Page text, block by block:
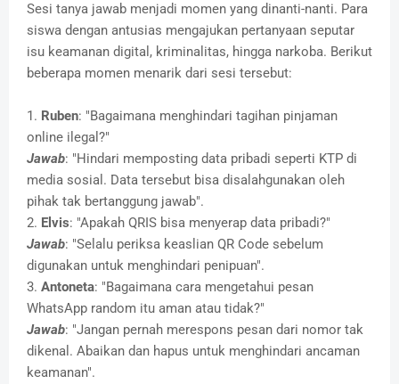
Sesi tanya jawab menjadi momen yang dinanti-nanti. Para
siswa dengan antusias mengajukan pertanyaan seputar
isu keamanan digital, kriminalitas, hingga narkoba. Berikut
beberapa momen menarik dari sesi tersebut:
1. Ruben: "Bagaimana menghindari tagihan pinjaman
online ilegal?"
Jawab: "Hindari memposting data pribadi seperti KTP di
media sosial. Data tersebut bisa disalahgunakan oleh
pihak tak bertanggung jawab".
2. Elvis: "Apakah QRIS bisa menyerap data pribadi?"
Jawab: "Selalu periksa keaslian QR Code sebelum
digunakan untuk menghindari penipuan".
3. Antoneta: "Bagaimana cara mengetahui pesan
WhatsApp random itu aman atau tidak?"
Jawab: "Jangan pernah merespons pesan dari nomor tak
dikenal. Abaikan dan hapus untuk menghindari ancaman
keamanan".